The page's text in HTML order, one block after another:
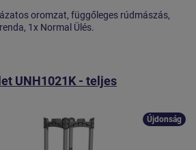
oromzat, függőleges rúdmászás,
1x Normal Ülés.
UNH1021K - teljes
Újdonság